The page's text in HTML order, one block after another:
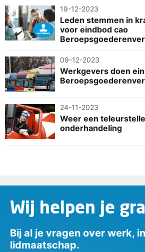
19-12-2023
Leden stemmen in
voor eindbod cao
09-12-2023
Werkgevers doen
24-11-2023
Weer een
onderhandeling
Wij helpen je
Bij al je vragen over werk,
lidmaatschap.